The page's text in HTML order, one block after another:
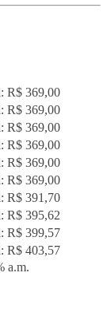
R$ 369,00
R$ 369,00
R$ 369,00
R$ 369,00
R$ 369,00
R$ 369,00
R$ 391,70
R$ 395,62
R$ 399,57
R$ 403,57
a.m.